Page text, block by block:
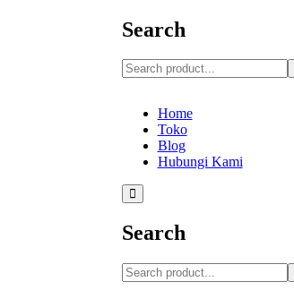
Search
Home
Toko
Blog
Hubungi Kami
Search